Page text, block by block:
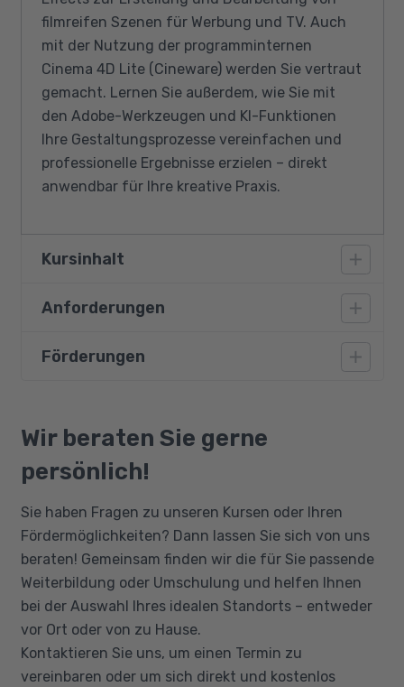
filmreifen Szenen für Werbung und TV. Auch
mit der Nutzung der programminternen
Cinema 4D Lite (Cineware) werden Sie vertraut
gemacht. Lernen Sie außerdem, wie Sie mit
den Adobe-Werkzeugen und KI-Funktionen
Ihre Gestaltungsprozesse vereinfachen und
professionelle Ergebnisse erzielen – direkt
anwendbar für Ihre kreative Praxis.
Kursinhalt
Einführung in die Oberfläche und die
Effects CC-2018
Erstellen von Fotoalben mittels Expressions
und Masken
und Rauch
Erstellen von Simulationseffekten
D RayLights und Nebelschwaden als Füller
und Übergänge
Erstellen von 3D-Objekten via Cineware
innerhalb von After Effects
Anforderungen
Ein sicherer Umgang mit dem PC, räumliches
Grundvoraussetzung für diesen Kurs.
Förderungen
Qualifizierungschancengesetz
Berufliche Rehabilitation
Wir beraten Sie gerne
persönlich!
Sie haben Fragen zu unseren Kursen oder Ihren
Fördermöglichkeiten? Dann lassen Sie sich von uns
beraten! Gemeinsam finden wir die für Sie passende
Weiterbildung oder Umschulung und helfen Ihnen
bei der Auswahl Ihres idealen Standorts – entweder
vor Ort oder von zu Hause.
Kontaktieren Sie uns, um einen Termin zu
vereinbaren oder um sich direkt und kostenlos